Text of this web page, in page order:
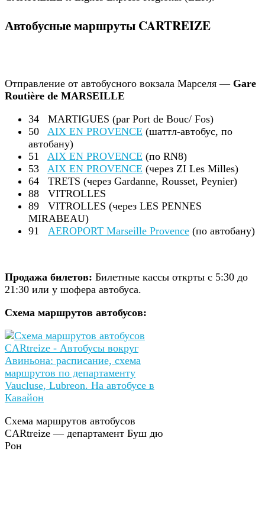
Автобусные маршруты CARTREIZE
Отправление от автобусного вокзала Марселя — Gare
Routière de MARSEILLE
34 MARTIGUES (par Port de Bouc/ Fos)
50 AIX EN PROVENCE (шаттл-автобус, по
автобану)
51 AIX EN PROVENCE (по RN8)
53 AIX EN PROVENCE (через ZI Les Milles)
64 TRETS (через Gardanne, Rousset, Peynier)
88 VITROLLES
89 VITROLLES (через LES PENNES
MIRABEAU)
91 AEROPORT Marseille Provence (по автобану)
Продажа билетов: Билетные кассы открты с 5:30 до
21:30 или у шофера автобуса.
Схема маршрутов автобусов:
Схема маршрутов автобусов
CARtreize — департамент Буш дю
Рон